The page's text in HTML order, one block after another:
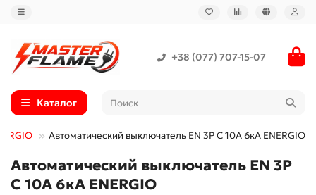
+38 (077) 707-15-07
Каталог
Автоматический выключатель EN 3P C 10А 6кА ENERGIO
Автоматический выключатель EN 3P
C 10А 6кА ENERGIO